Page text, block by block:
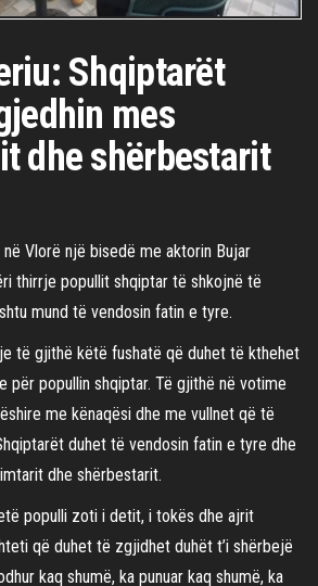
Shqiptarët
mes
dhe shërbestarit
Vlorë një bisedë me aktorin Bujar
thirrje popullit shqiptar të shkojnë të
mund të vendosin fatin e tyre.
të gjithë këtë fushatë që duhet të kthehet
popullin shqiptar. Të gjithë në votime
me kënaqësi dhe me vullnet që të
duhet të vendosin fatin e tyre dhe
dhe shërbestarit.
populli zoti i detit, i tokës dhe ajrit
që duhet të zgjidhet duhët t’i shërbejë
kaq shumë, ka punuar kaq shumë, ka